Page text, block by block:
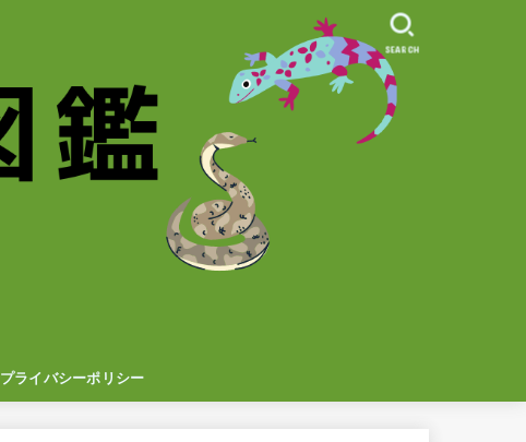
プライバシーポリシー
SEARCH